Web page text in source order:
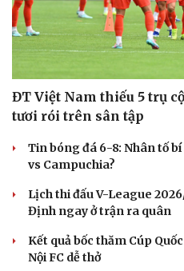
ĐT Việt Nam thiếu 5 trụ
tươi rói trên sân tập
Tin bóng đá 6-8: Nhân tố
vs Campuchia?
Lịch thi đấu V-League
Định ngay ở trận ra quân
Kết quả bốc thăm Cúp
Nội FC dễ thở